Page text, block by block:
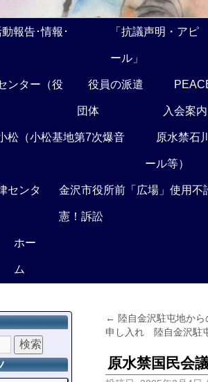
報告･情報･ 「抗議声明・アピ
ール」
ンター（役 役員の派遣
団体 入会案内
松（小松基地第7次爆音 原水禁石
ール等）
センタ 金沢市役所前「広場」使用不
憲！訴訟
ホー
ム
← 陸自金沢駐屯地か
申し入れ 陸自金沢駐
原水禁国民会